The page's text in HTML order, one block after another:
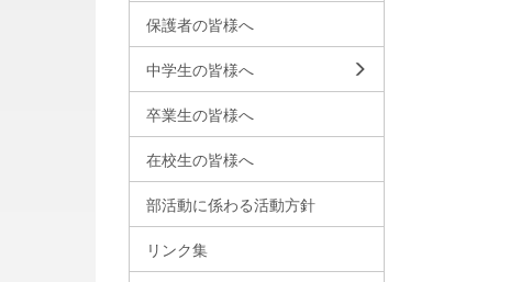
保護者の皆様へ
中学生の皆様へ
卒業生の皆様へ
在校生の皆様へ
部活動に係わる活動方針
リンク集